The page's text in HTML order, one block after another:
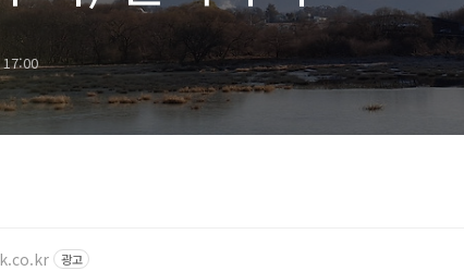
광고